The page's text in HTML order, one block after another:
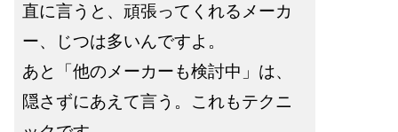
直に言うと、頑張ってくれるメーカ
ー、じつは多いんですよ。
あと「他のメーカーも検討中」は、
隠さずにあえて言う。これもテクニ